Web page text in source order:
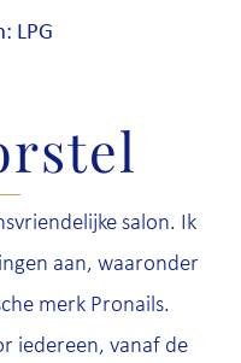
LPG
salon. Ik
aan, waaronder
merk Pronails.
iedereen, vanaf de